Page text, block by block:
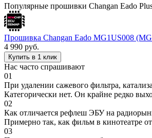
Популярные прошивки Changan Eado
Прошивка Changan Eado MG1US008
4 990 руб.
Купить в 1 клик
Нас часто спрашивают
01
При удалении сажевого фильтра,
Категорически нет. Он крайне редко
02
Как отличается рефлеш ЭБУ на
Примерно так, как фильм в кинотеатре
03